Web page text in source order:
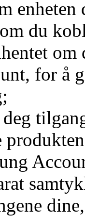
du
om
for å